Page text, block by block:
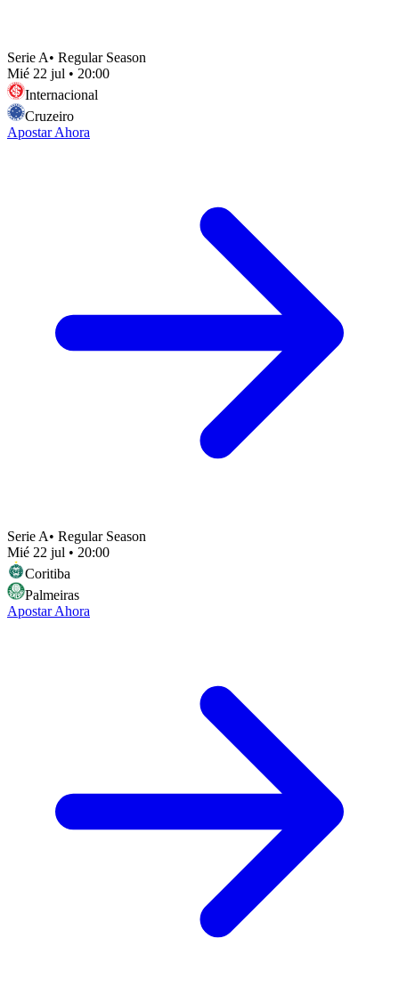
Serie A• Regular Season
Mié 22 jul • 20:00
Internacional
Cruzeiro
Apostar Ahora
Serie A• Regular Season
Mié 22 jul • 20:00
Coritiba
Palmeiras
Apostar Ahora